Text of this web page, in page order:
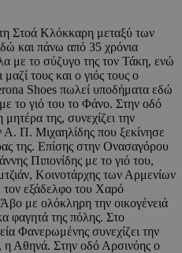
Στοά Κλόκκαρη μεταξύ των
και πάνω από 35 χρόνια
με το σύζυγο της τον Τάκη, ενώ
τους και ο γιός τους ο
Shoes πωλεί υποδήματα εδώ
το γιό του το Φάνο. Στην οδό
της, συνεχίζει την
Π. Μιχαηλίδης που ξεκίνησε
της. Επίσης στην Ονασαγόρου
Πιπονίδης με το γιό του,
Κοινοτάρχης των Αρμενίων
τον εξάδελφο του Χαρό
με ολόκληρη την οικογένειά
φαγητά της πόλης. Στο
Φανερωμένης συνεχίζει την
Αθηνά. Στην οδό Αρσινόης ο